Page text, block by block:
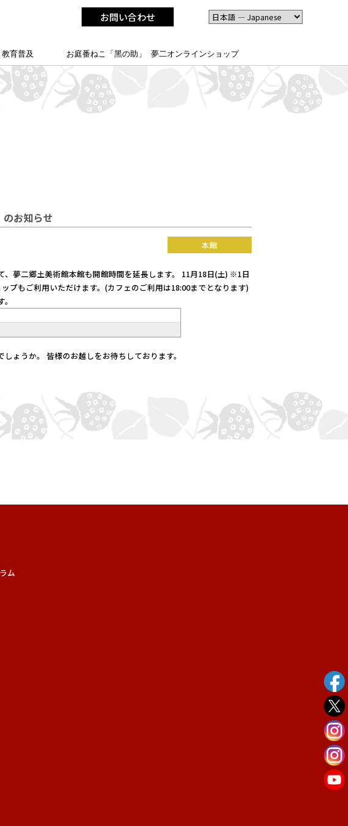
お問い合わせ
教育普及
ども夢二新聞
ども学芸員
学習について
郷土美術館
ょうどびじゅつかん
の
いうえお」
お庭番ねこ「黑の助」 夢二オンラインショップ
お知らせ
本館
夢二郷土美術館本館も開館時間を延長します。 11月18日(土) ※1日
プもご利用いただけます。(カフェのご利用は18:00までとなります)
ょうか。 皆様のお越しをお待ちしております。
ム